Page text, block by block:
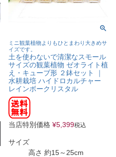
ミニ観葉植物よりもひとまわり大きめサ
イズです。
土を使わないで清潔なスモール
サイズの観葉植物 ゼオライト植
え・キューブ形 ２鉢セット ｜
水耕栽培 ハイドロカルチャー
レインボークリスタル
当店特別価格 ¥5,399税込
サイズ
高さ 約15～25cm